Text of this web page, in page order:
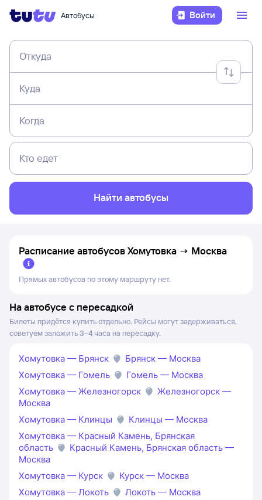
Автобусы Войти
Откуда
Куда
Когда
Кто едет
Найти автобусы
Расписание автобусовХомутовка → Москва
Прямых автобусов по этому маршруту нет.
На автобусе с пересадкой
Билеты придётся купить отдельно. Рейсы могут задерживаться,
советуем заложить 3–4 часа на пересадку.
Хомутовка — Брянск
Брянск — Москва
Хомутовка — Гомель
Гомель — Москва
Хомутовка — Железногорск
Железногорск —
Москва
Хомутовка — Клинцы
Клинцы — Москва
Хомутовка — Красный Камень, Брянская
область
Красный Камень, Брянская область —
Москва
Хомутовка — Курск
Курск — Москва
Хомутовка — Локоть
Локоть — Москва